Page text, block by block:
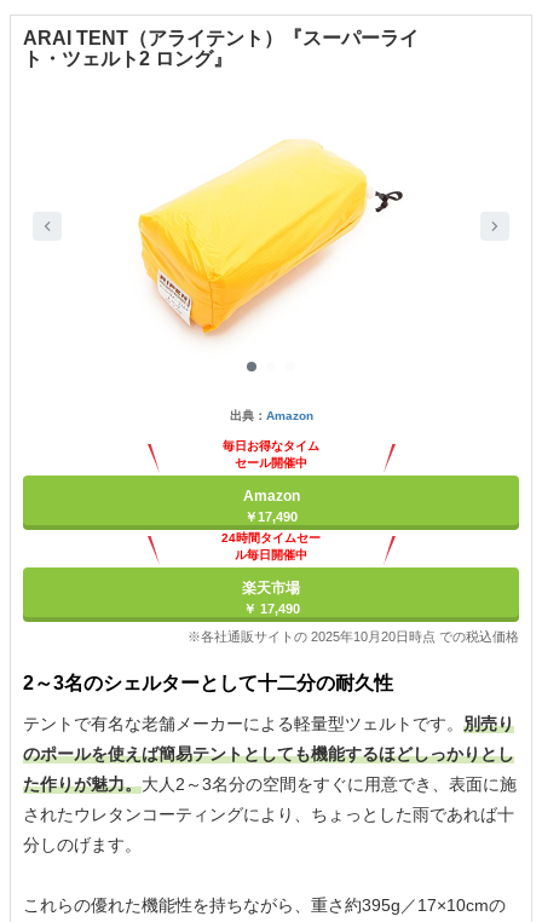
ARAI TENT（アライテント）『スーパーライ
ト・ツェルト2 ロング』
出典： Amazon
毎日お得なタイム
セール開催中
Amazon
￥17,490
24時間タイムセー
ル毎日開催中
楽天市場
￥ 17,490
※各社通販サイトの 2025年10月20日時点 での税込価格
2～3名のシェルターとして十二分の耐久性
テントで有名な老舗メーカーによる軽量型ツェルトです。 別売り
のポールを使えば簡易テントとしても機能するほどしっかりとし
た作りが魅力。大人2～3名分の空間をすぐに用意でき、表面に施
されたウレタンコーティングにより、ちょっとした雨であれば十
分しのげます。
これらの優れた機能性を持ちながら、重さ約395g／17×10cmの